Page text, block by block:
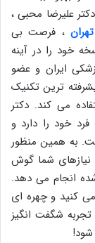
علیرضا محبی ،
، فرصت بی
خود را در آینه
ایران و عضو
‌ترین تکنیک‌
می ‌کند. دکتر
خود را دارد و
به همین منظور
نیازهای شما گوش
انجام می ‌دهد.
‌کنید و چهره ‌ای
شگفت ‌انگیز